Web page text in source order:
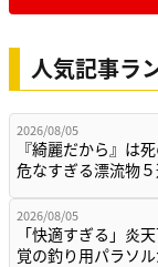
人気記事ラ
2026/08/05
『綺麗だから』は
危なすぎる漂流物５
2026/08/05
「快適すぎる」炎
覚の釣り用パラソ